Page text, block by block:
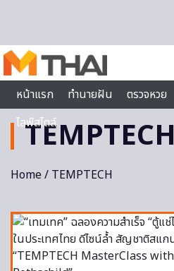
หน้าแรก
ทำนายฝัน ตรวจหวย
ไลฟ์สไตล์
TEMPTECH
Home/ TEMPTECH